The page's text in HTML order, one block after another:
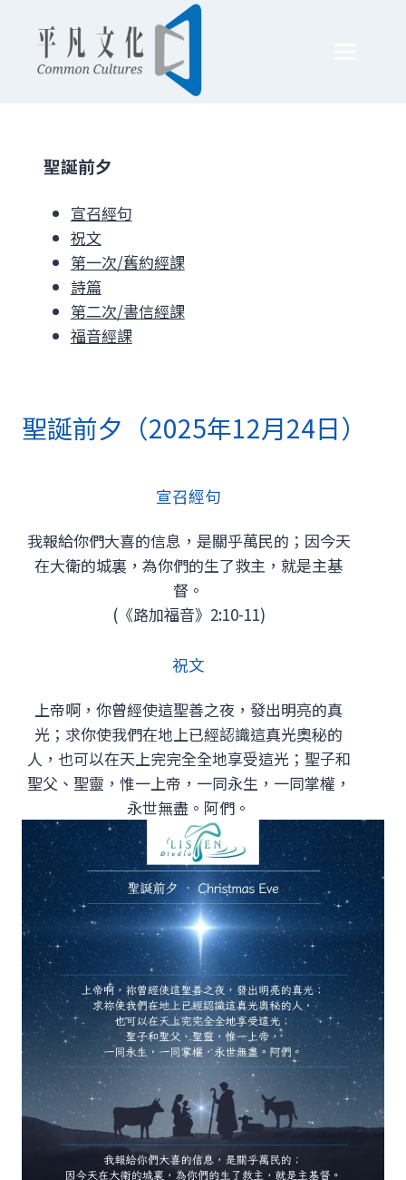
content
聖誕前夕
宣召經句
祝文
第一次/舊約經課
詩篇
第二次/書信經課
福音經課
聖誕前夕（2025年12月24日）
宣召經句
我報給你們大喜的信息，是關乎萬民的；因今天
在大衛的城裏，為你們的生了救主，就是主基
督。
(《路加福音》2:10-11)
祝文
上帝啊，你曾經使這聖善之夜，發出明亮的真
光；求你使我們在地上已經認識這真光奧秘的
人，也可以在天上完完全全地享受這光；聖子和
聖父、聖靈，惟一上帝，一同永生，一同掌權，
永世無盡。阿們。